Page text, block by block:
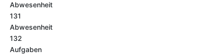
Abwesenheit
131
Abwesenheit
132
Aufgaben